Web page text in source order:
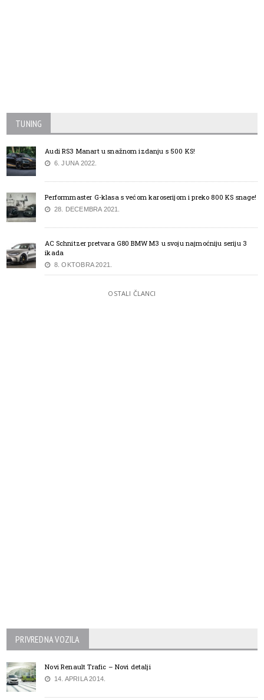
TUNING
Audi RS3 Manart u snažnom izdanju s 500 KS!
6. JUNA 2022.
Performmaster G-klasa s većom karoserijom i preko 800 KS snage!
28. DECEMBRA 2021.
AC Schnitzer pretvara G80 BMW M3 u svoju najmoćniju seriju 3
ikada
8. OKTOBRA 2021.
OSTALI ČLANCI
PRIVREDNA VOZILA
Novi Renault Trafic – Novi detalji
14. APRILA 2014.